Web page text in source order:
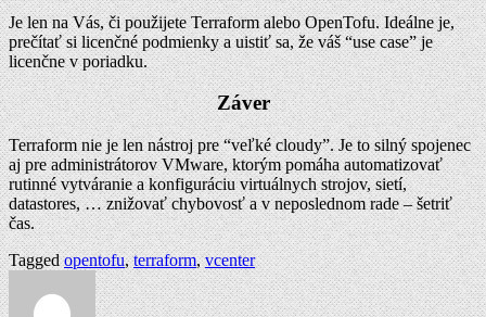
Je len na Vás, či použijete Terraform alebo OpenTofu. Ideálne je,
prečítať si licenčné podmienky a uistiť sa, že váš “use case” je
licenčne v poriadku.
Záver
Terraform nie je len nástroj pre “veľké cloudy”. Je to silný spojenec
aj pre administrátorov VMware, ktorým pomáha automatizovať
rutinné vytváranie a konfiguráciu virtuálnych strojov, sietí,
datastores, … znižovať chybovosť a v neposlednom rade – šetriť
čas.
Taggedopentofu,terraform,vcenter